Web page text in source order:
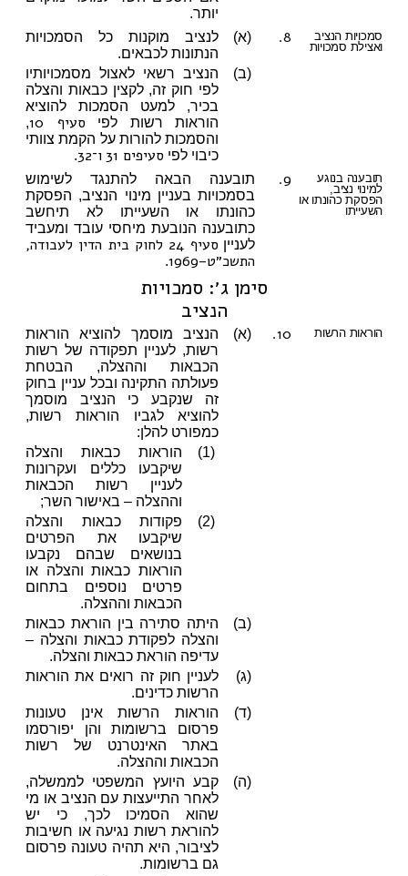
יותר.
8.
סמכויות הנציב
ואצילת סמכויות
(א)
לנציב מוקנות כל הסמכויות
הנתונות לכבאים.
(ב)
הנציב רשאי לאצול מסמכויותיו
לפי חוק זה, לקצין כבאות והצלה
בכיר, למעט הסמכות להוציא
הוראות רשות לפי סעיף 10
,
והסמכות להורות על הקמת צוותי
כיבוי לפי סעיפים 31 ו־32 .
9.
תובענה בנוגע
למינוי נציב,
הפסקת כהונתו או
השעייתו
תובענה הבאה להתנגד לשימוש
בסמכויות בעניין מינוי הנציב, הפסקת
כהונתו או השעייתו לא תיחשב
כתובענה הנובעת מיחסי עובד ומעביד
לעניין
סעיף 24 לחוק בית הדין לעבודה,
התשכ״ט–1969
.
סימן ג׳: סמכויות
הנציב
10. הוראות הרשות (א)
הנציב מוסמך להוציא הוראות
רשות, לעניין תפקודה של רשות
הכבאות וההצלה, הבטחת
פעולתה התקינה ובכל עניין בחוק
זה שנקבע כי הנציב מוסמך
להוציא לגביו הוראות רשות,
כמפורט להלן:
(1)
הוראות כבאות והצלה
שיקבעו כללים ועקרונות
לעניין רשות הכבאות
וההצלה – באישור השר;
(2)
פקודות כבאות והצלה
שיקבעו את הפרטים
בנושאים שבהם נקבעו
הוראות כבאות והצלה או
פרטים נוספים בתחום
הכבאות וההצלה.
(ב)
היתה סתירה בין הוראת כבאות
והצלה לפקודת כבאות והצלה –
עדיפה הוראת כבאות והצלה.
(ג)
לעניין חוק זה רואים את הוראות
הרשות כדינים.
(ד)
הוראות הרשות אינן טעונות
פרסום ברשומות והן יפורסמו
באתר האינטרנט של רשות
הכבאות וההצלה.
(ה)
קבע היועץ המשפטי לממשלה,
לאחר התייעצות עם הנציב או מי
שהוא הסמיכו לכך, כי יש
להוראת רשות נגיעה או חשיבות
לציבור, היא תהיה טעונה פרסום
גם ברשומות.